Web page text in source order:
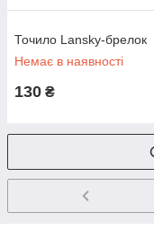
Точило Lansky-брелок
Немає в наявності
130 ₴